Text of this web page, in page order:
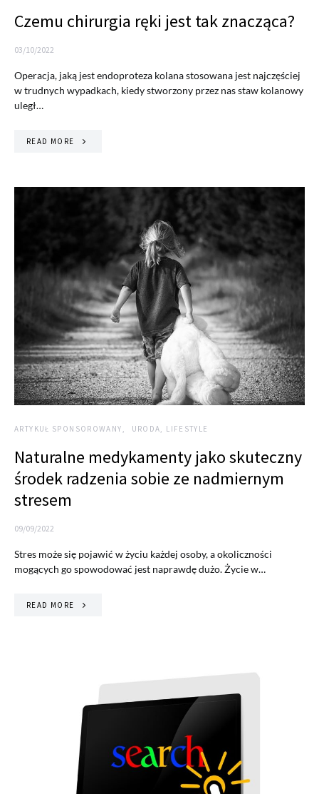
Czemu chirurgia ręki jest tak znacząca?
03/10/2022
Operacja, jaką jest endoproteza kolana stosowana jest najczęściej
w trudnych wypadkach, kiedy stworzony przez nas staw kolanowy
uległ…
READ MORE
ARTYKUŁ SPONSOROWANY URODA, LIFESTYLE
Naturalne medykamenty jako skuteczny
środek radzenia sobie ze nadmiernym
stresem
09/09/2022
Stres może się pojawić w życiu każdej osoby, a okoliczności
mogących go spowodować jest naprawdę dużo. Życie w…
READ MORE